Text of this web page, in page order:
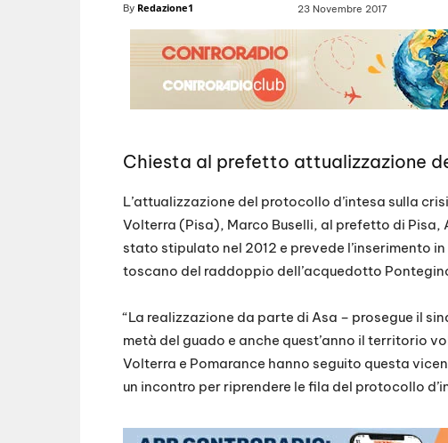
By Redazione1 23 Novembre 2017
Chiesta al prefetto attualizzazione
L’attualizzazione del protocollo d’intesa sulla
Volterra (Pisa), Marco Buselli, al prefetto di Pisa,
stato stipulato nel 2012 e prevede l’inserimento
toscano del raddoppio dell’acquedotto
“La realizzazione da parte di Asa – prosegue il
metà del guado e anche quest’anno il territorio
Volterra e Pomarance hanno seguito questa
un incontro per riprendere le fila del protocollo